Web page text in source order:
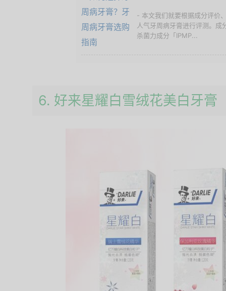
- 本文我们就要根据成分评价
人气牙周病牙膏进行评测。成
杀菌力成分「IPMP...
6. 好来星耀白雪绒花美白牙膏